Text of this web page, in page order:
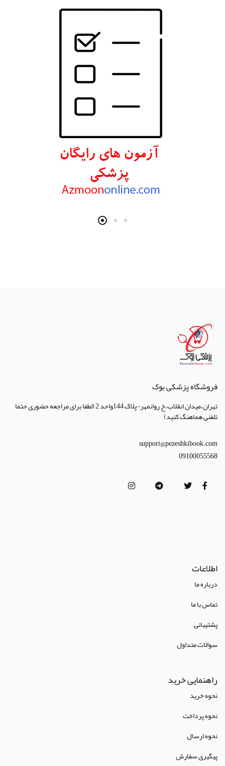
انتشارات ارجمند
انتشارات برای فردا
انتشارات پرستش
انتشارات آثار سبحان
انتشارات کتاب میر
انتشارات جهاد دانشگاهی تهران
انتشارات دانشگاه تهران
انتشارات طرلان
انتشارات پژوهشگاه علوم و فنون هسته ای
انتشارات Routledge
انتشارات آبادیس طب
فروشگاه پزشکی بوک
تهران،میدان انقلاب،خ روانمهر-پلاک 144واحد 2 (لطفا برای مراجعه حضوری حتما
تلفنی هماهنگ کنید)
support@pezeshkibook.com
09100055568
اطلاعات
درباره ما
تماس با ما
پشتیبانی
سوالات متداول
راهنمایی خرید
نحوه خرید
نحوه پرداخت
نحوه ارسال
پیگیری سفارش